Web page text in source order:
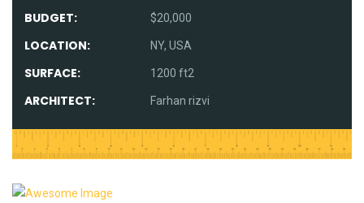
BUDGET: $20,000
LOCATION: NY, USA
SURFACE: 1200 ft2
ARCHITECT: Farhan rizvi